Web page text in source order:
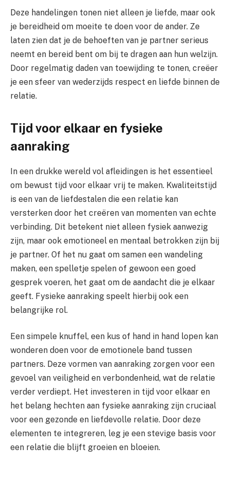
Deze handelingen tonen niet alleen je liefde, maar ook
je bereidheid om moeite te doen voor de ander. Ze
laten zien dat je de behoeften van je partner serieus
neemt en bereid bent om bij te dragen aan hun welzijn.
Door regelmatig daden van toewijding te tonen, creëer
je een sfeer van wederzijds respect en liefde binnen de
relatie.
Tijd voor elkaar en fysieke
aanraking
In een drukke wereld vol afleidingen is het essentieel
om bewust tijd voor elkaar vrij te maken. Kwaliteitstijd
is een van de liefdestalen die een relatie kan
versterken door het creëren van momenten van echte
verbinding. Dit betekent niet alleen fysiek aanwezig
zijn, maar ook emotioneel en mentaal betrokken zijn bij
je partner. Of het nu gaat om samen een wandeling
maken, een spelletje spelen of gewoon een goed
gesprek voeren, het gaat om de aandacht die je elkaar
geeft. Fysieke aanraking speelt hierbij ook een
belangrijke rol.
Een simpele knuffel, een kus of hand in hand lopen kan
wonderen doen voor de emotionele band tussen
partners. Deze vormen van aanraking zorgen voor een
gevoel van veiligheid en verbondenheid, wat de relatie
verder verdiept. Het investeren in tijd voor elkaar en
het belang hechten aan fysieke aanraking zijn cruciaal
voor een gezonde en liefdevolle relatie. Door deze
elementen te integreren, leg je een stevige basis voor
een relatie die blijft groeien en bloeien.